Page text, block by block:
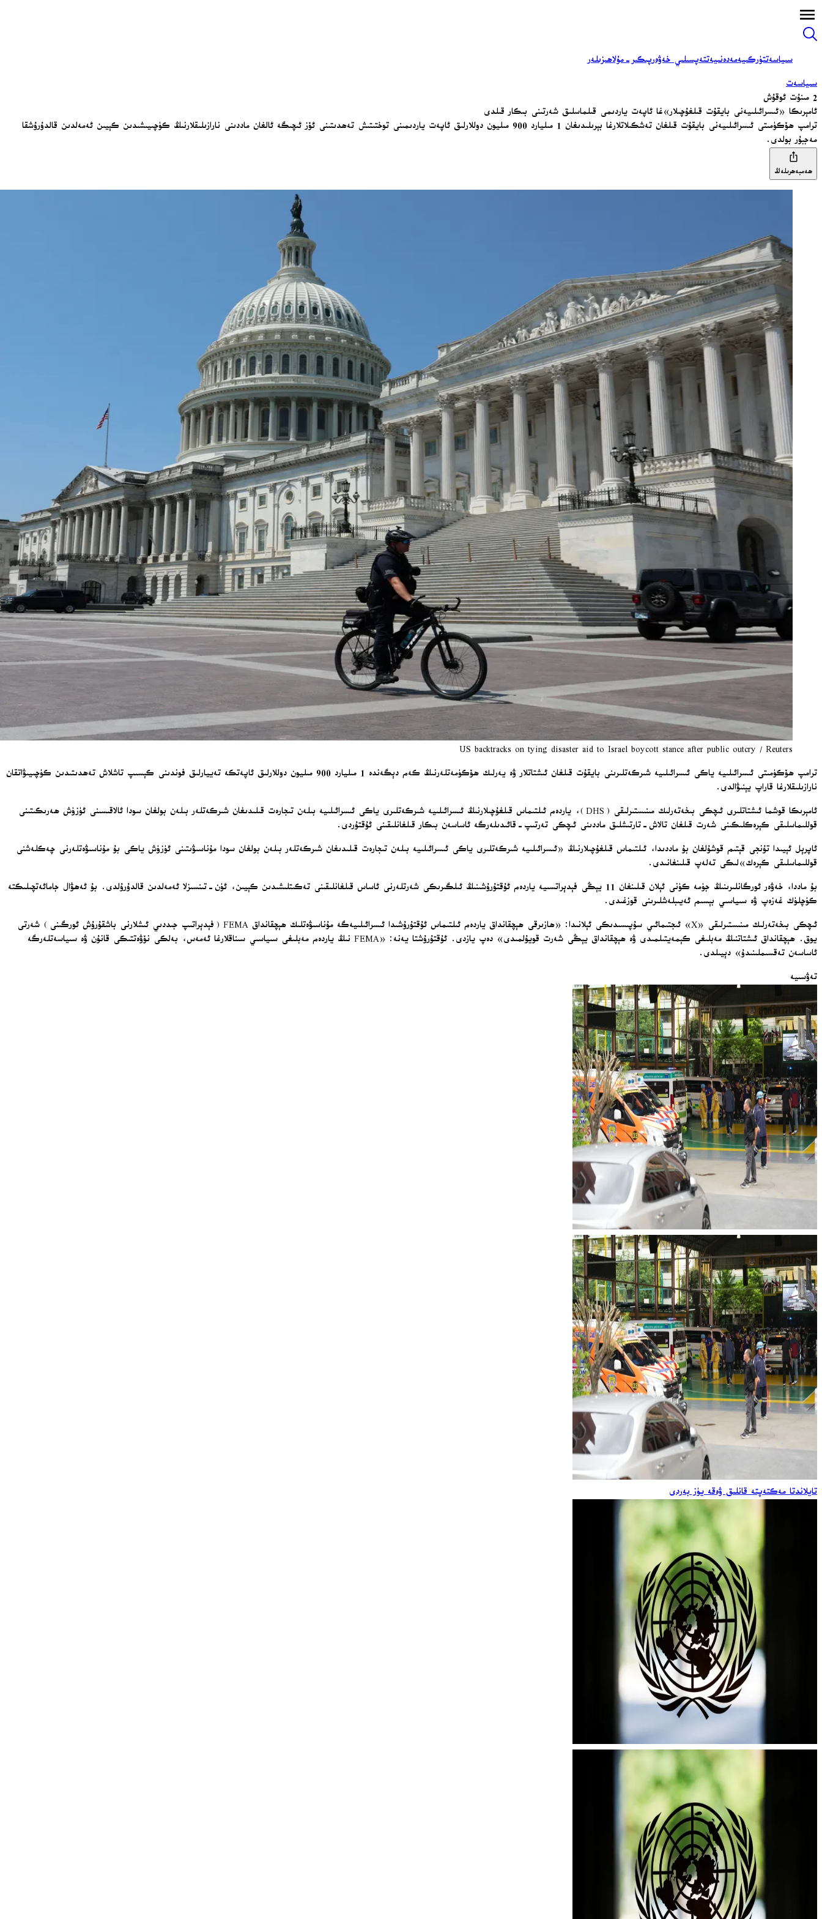
سىياسەتتۈركىيەمەدەنىيەتتەپسىلىي خەۋەرپىكىر-مۇلاھىزىلەر
سىياسەت
2 مىنۇت ئوقۇش
ئامېرىكا «ئىسرائىلىيەنى بايقۇت قىلغۇچىلار»غا ئاپەت ياردىمى قىلماسلىق شەرتىنى بىكار قىلدى
ترامپ ھۆكۈمىتى ئىسرائىلىيەنى بايقۇت قىلغان تەشكىلاتلارغا بېرىلىدىغان 1 مىليارد 900 مىليون دوللارلىق ئاپەت ياردىمىنى توختىتىش تەھدىتىنى ئۆز ئىچىگە ئالغان ماددىنى نارازىلىقلارنىڭ كۈچىيىشىدىن كېيىن ئەمەلدىن قالدۇرۇشقا
مەجبۇر بولدى.
ھەمبەھرىلەڭ
US backtracks on tying disaster aid to Israel boycott stance after public outcry / Reuters
ترامپ ھۆكۈمىتى ئىسرائىلىيە ياكى ئىسرائىلىيە شىركەتلىرىنى بايقۇت قىلغان ئىشتاتلار ۋە يەرلىك ھۆكۈمەتلەرنىڭ كەم دېگەندە 1 مىليارد 900 مىليون دوللارلىق ئاپەتكە تەييارلىق فوندىنى كېسىپ تاشلاش تەھدىتىدىن كۈچىيىۋاتقان
نارازىلىقلارغا قاراپ يېنىۋالدى.
ئامېرىكا قوشما ئىشتاتلىرى ئىچكى بىخەتەرلىك مىنىستىرلىقى (DHS)، ياردەم ئىلتىماس قىلغۇچىلارنىڭ ئىسرائىلىيە شىركەتلىرى ياكى ئىسرائىلىيە بىلەن تىجارەت قىلىدىغان شىركەتلەر بىلەن بولغان سودا ئالاقىسىنى ئۈزۈش ھەرىكىتىنى
قوللىماسلىقى كېرەكلىكىنى شەرت قىلغان تالاش-تارتىشلىق ماددىنى ئىچكى تەرتىپ-قائىدىلەرگە ئاساسەن بىكار قىلغانلىقىنى ئۇقتۇردى.
ئاپرېل ئېيىدا تۇنجى قېتىم قوشۇلغان بۇ ماددىدا، ئىلتىماس قىلغۇچىلارنىڭ «ئىسرائىلىيە شىركەتلىرى ياكى ئىسرائىلىيە بىلەن تىجارەت قىلىدىغان شىركەتلەر بىلەن بولغان سودا مۇناسىۋىتىنى ئۈزۈش ياكى بۇ مۇناسىۋەتلەرنى چەكلەشنى
قوللىماسلىقى كېرەك»لىكى تەلەپ قىلىنغانىدى.
بۇ ماددا، خەۋەر ئورگانلىرىنىڭ جۈمە كۈنى ئېلان قىلىنغان 11 يېڭى فېدېراتسىيە ياردەم ئۇقتۇرۇشىنىڭ ئىلگىرىكى شەرتلەرنى ئاساس قىلغانلىقىنى تەكىتلىشىدىن كېيىن، ئۈن-تىنسىزلا ئەمەلدىن قالدۇرۇلدى. بۇ ئەھۋال جامائەتچىلىكتە
كۈچلۈك غەزەپ ۋە سىياسىي بېسىم ئەيىبلەشلىرىنى قوزغىدى.
ئىچكى بىخەتەرلىك مىنىستىرلىقى «X» ئىجتىمائىي سۇپىسىدىكى ئېلانىدا: «ھازىرقى ھېچقانداق ياردەم ئىلتىماس ئۇقتۇرۇشىدا ئىسرائىلىيەگە مۇناسىۋەتلىك ھېچقانداق FEMA (فېدېراتىپ جىددىي ئىشلارنى باشقۇرۇش ئورگىنى) شەرتى
يوق. ھېچقانداق ئىشتاتنىڭ مەبلىغى كېمەيتىلمىدى ۋە ھېچقانداق يېڭى شەرت قويۇلمىدى» دەپ يازدى. ئۇقتۇرۇشتا يەنە: «FEMA نىڭ ياردەم مەبلىغى سىياسىي سىناقلارغا ئەمەس، بەلكى نۆۋەتتىكى قانۇن ۋە سىياسەتلەرگە
ئاساسەن تەقسىملىنىدۇ» دېيىلدى.
تەۋسىيە
تايلاندتا مەكتەپتە قانلىق ۋەقە يۈز بەردى